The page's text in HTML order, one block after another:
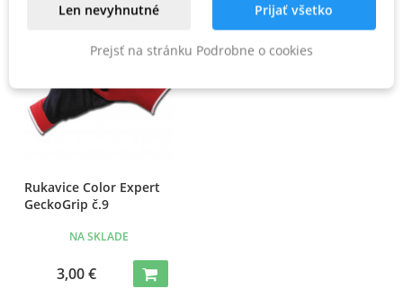
Rukavice Color Expert
GeckoGrip č.9
NA SKLADE
3,00 €
Len nevyhnutné Prijať všetko
Prejsť na stránku Podrobne o cookies